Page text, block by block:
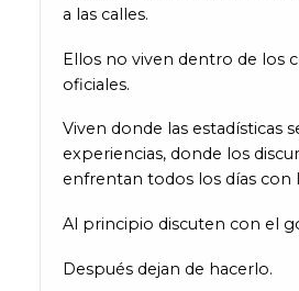
a las calles.
Ellos no viven dentro de los
oficiales.
Viven donde las estadísticas
experiencias, donde los
enfrentan todos los días con
Al principio discuten con el
Después dejan de hacerlo.